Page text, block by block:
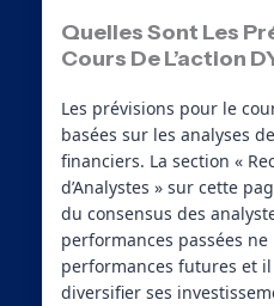
Quelles Sont Les
Cours De L’action
Les prévisions pour le
basées sur les analyses
financiers. La section «
d’Analystes » sur cette
du consensus des
performances passées
performances futures et
diversifier ses